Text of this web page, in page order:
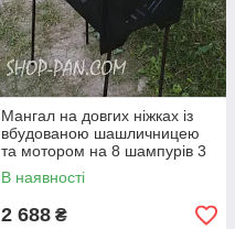
Мангал на довгих ніжках із
вбудованою шашличницею
та мотором на 8 шампурів 3
мм
В наявності
2 688 ₴